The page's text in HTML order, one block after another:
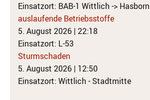
Einsatzort: BAB-1 Wittlich -> Hasborn
auslaufende Betriebsstoffe
5. August 2026 | 22:18
Einsatzort: L-53
Sturmschaden
5. August 2026 | 12:50
Einsatzort: Wittlich - Stadtmitte